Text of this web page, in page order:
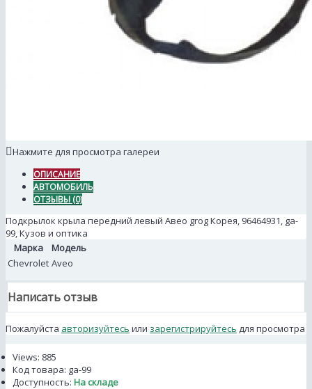
Нажмите для просмотра галереи
ОПИСАНИЕ
АВТОМОБИЛЬ
ОТЗЫВЫ (0)
Подкрылок крыла передний левый Авео grog Корея, 96464931, ga-
99, Кузов и оптика
Марка
Модель
Chevrolet Aveo
Написать отзыв
Пожалуйста авторизуйтесь или зарегистрируйтесь для просмотра
Views: 885
Код товара: ga-99
Доступность: На складе